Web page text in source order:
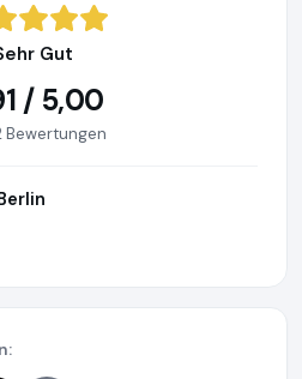
Gut
/ 5,00
Bewertungen